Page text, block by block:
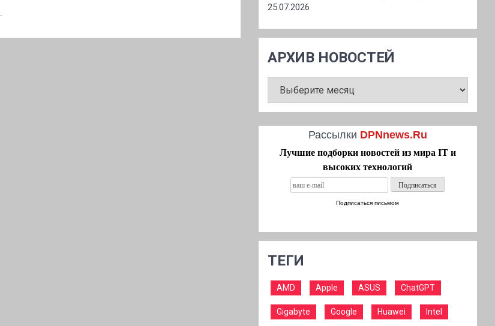
.
25.07.2026
АРХИВ НОВОСТЕЙ
НОВОСТЕЙ
Рассылки DPNnews.Ru
Лучшие подборки новостей из мира IT и
высоких технологий
Подписаться письмом
ТЕГИ
AMD Apple ASUS ChatGPT
Gigabyte Google Huawei Intel